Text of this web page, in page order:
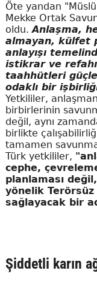
Öte yandan
Mekke Ortak
oldu.Anlaşma,
almayan, külfet
anlayışı
istikrar ve
taahhütleri
odaklı bir
Yetkililer,
birbirlerinin
değil, aynı
birlikte
tamamen savunma
Türk yetkililer,
cephe,
planlaması
yönelik
sağlayacak bir
Şiddetli karın